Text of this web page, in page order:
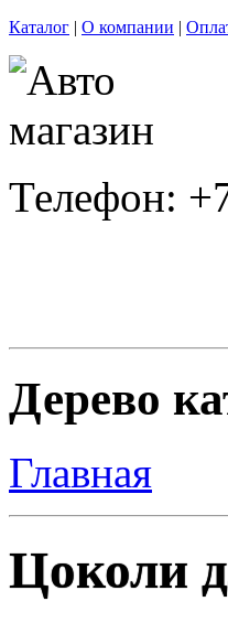
Каталог | О компании |
Телефон:
Дерево
Главная
Цоколи